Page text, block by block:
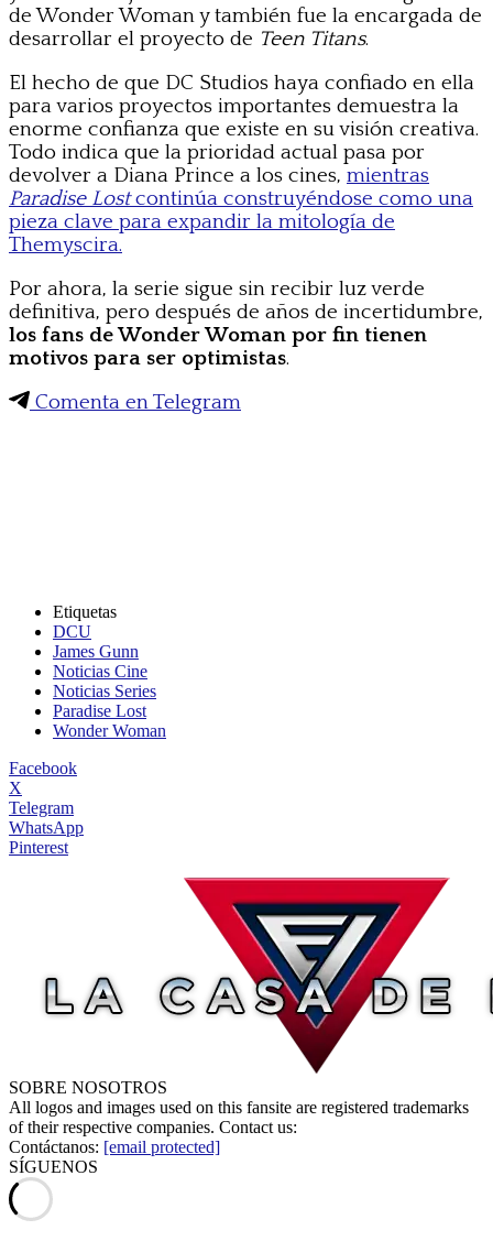
de Wonder Woman y también fue la encargada de
desarrollar el proyecto de Teen Titans.
El hecho de que DC Studios haya confiado en ella
para varios proyectos importantes demuestra la
enorme confianza que existe en su visión creativa.
Todo indica que la prioridad actual pasa por
devolver a Diana Prince a los cines, mientras
Paradise Lostcontinúa construyéndose como una
pieza clave para expandir la mitología de
Themyscira.
Por ahora, la serie sigue sin recibir luz verde
definitiva, pero después de años de incertidumbre,
los fans de Wonder Woman por fin tienen
motivos para ser optimistas.
Comenta en Telegram
Etiquetas
DCU
James Gunn
Noticias Cine
Noticias Series
Paradise Lost
Wonder Woman
Facebook
X
Telegram
WhatsApp
Pinterest
SOBRE NOSOTROS
All logos and images used on this fansite are registered trademarks
of their respective companies. Contact us:
Contáctanos: [email protected]
SÍGUENOS